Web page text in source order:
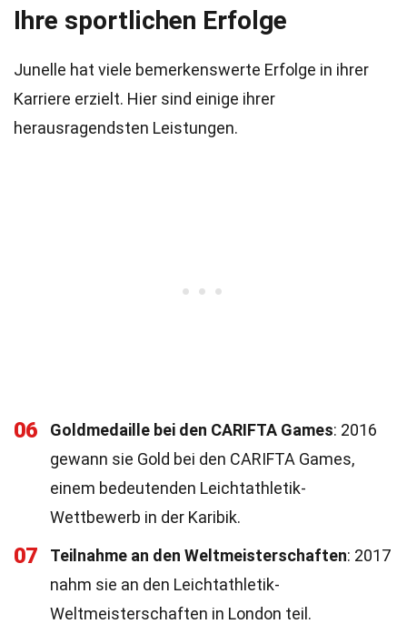
Ihre sportlichen Erfolge
Junelle hat viele bemerkenswerte Erfolge in ihrer
Karriere erzielt. Hier sind einige ihrer
herausragendsten Leistungen.
06 Goldmedaille bei den CARIFTA Games: 2016
gewann sie Gold bei den CARIFTA Games,
einem bedeutenden Leichtathletik-
Wettbewerb in der Karibik.
07 Teilnahme an den Weltmeisterschaften: 2017
nahm sie an den Leichtathletik-
Weltmeisterschaften in London teil.